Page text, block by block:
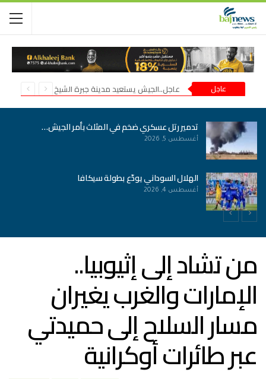
عاجل عاجل..الجيش يستعيد مدينة جبرة الشيخ في شمال كردفان
تدمير رتل عسكري ضخم في المثلث بأمر الجيش…
أغسطس 5, 2026
الهلال السوداني يودّع بطولة سيكافا
أغسطس 4, 2026
من تشاد إلى إثيوبيا..
الإمارات والغرب يغيران
مسار السلاح إلى حميدتي
عبر طائرات أوكرانية